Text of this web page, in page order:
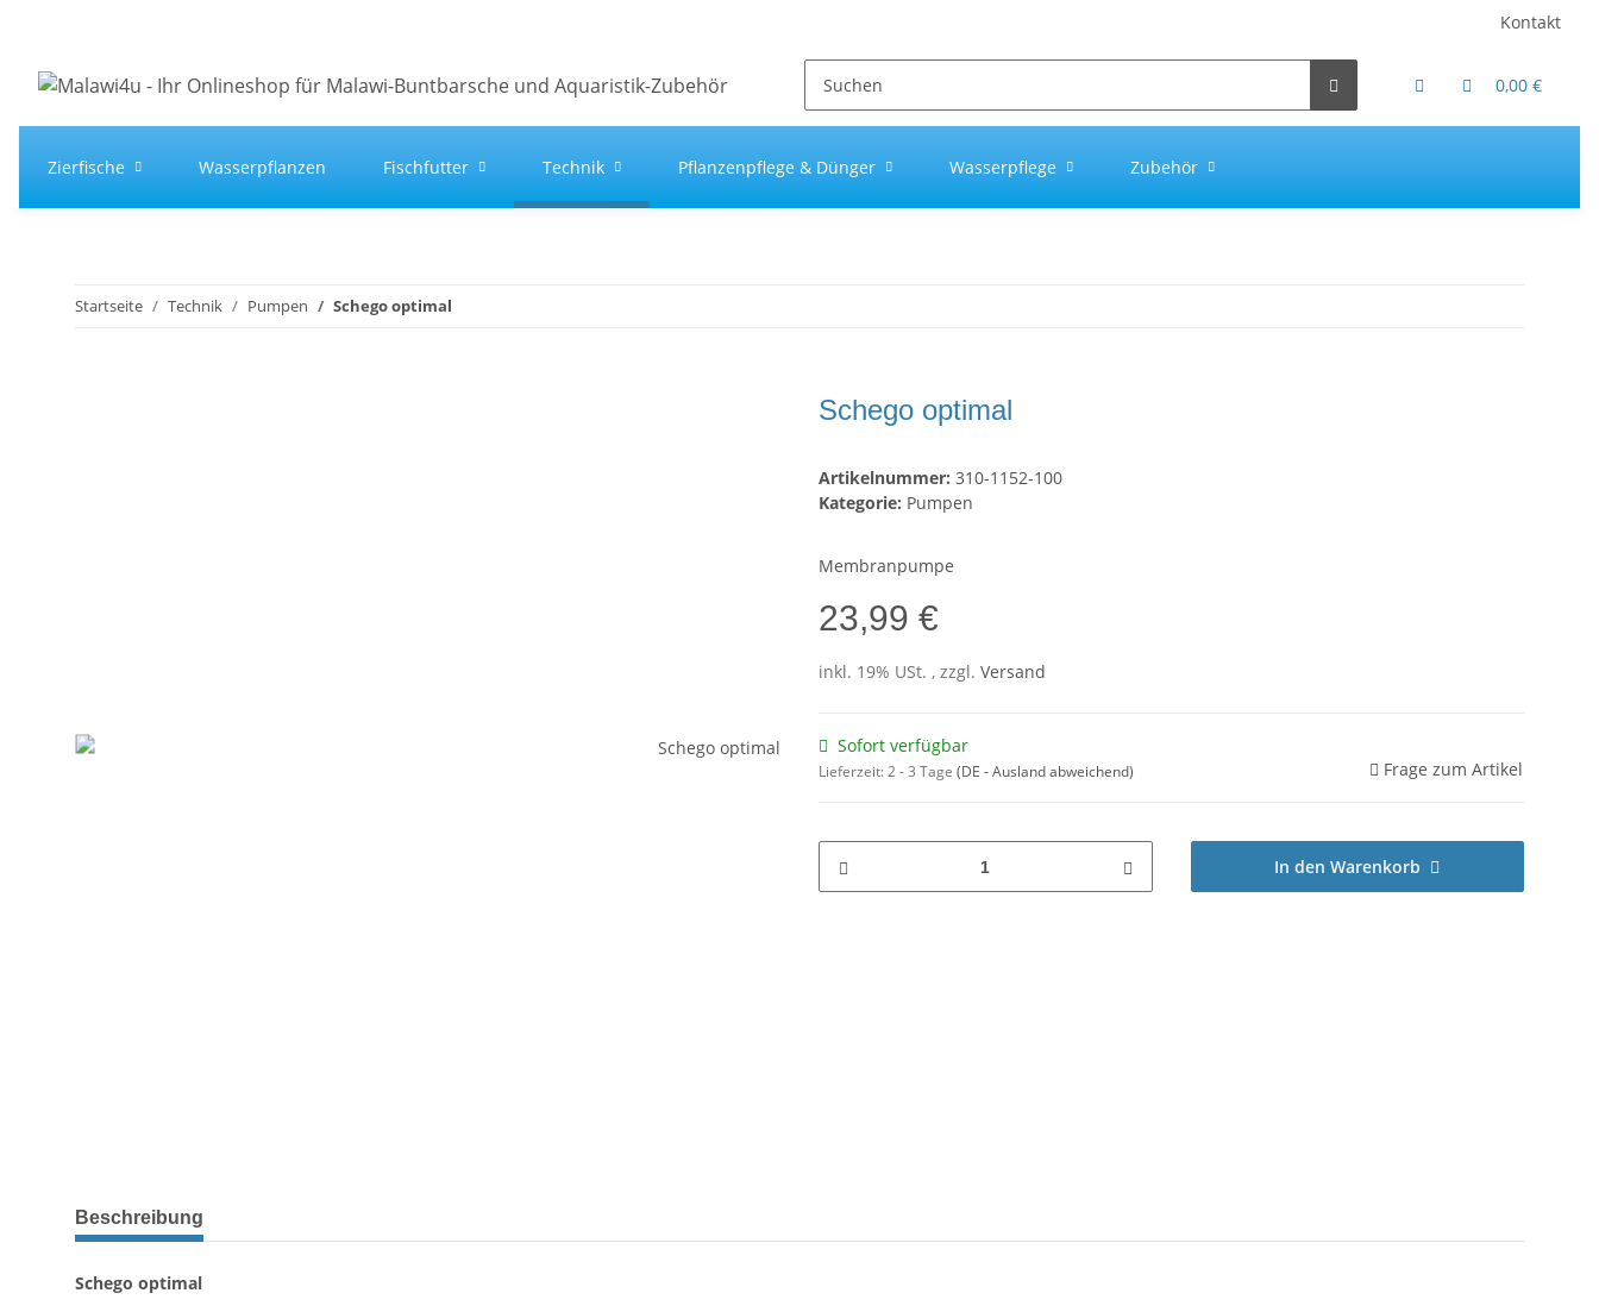
Kontakt
0,00 €
Zierfische Wasserpflanzen Fischfutter Technik Pflanzenpflege & Dünger Wasserpflege Zubehör
Startseite Technik Pumpen Schego optimal
Schego optimal
Artikelnummer: 310-1152-100
Kategorie: Pumpen
Membranpumpe
23,99 €
inkl. 19% USt. , zzgl. Versand
Sofort verfügbar
Lieferzeit:2 - 3 Tage (DE - Ausland abweichend) Frage zum Artikel
In den Warenkorb
Beschreibung
Schego optimal